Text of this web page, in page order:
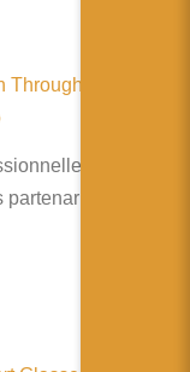
Their
de son
avec